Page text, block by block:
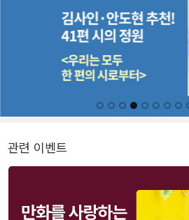
관련 이벤트